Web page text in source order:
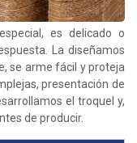
es delicado o
La diseñamos
se arme fácil y proteja
presentación de
el troquel y,
de producir.